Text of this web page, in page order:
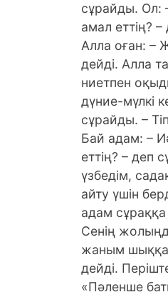
сұрайды. Ол:
амал еттің?
Алла оған: –
дейді. Алла
ниетпен
дүние-мүлкі
сұрайды. –
Бай адам: –
еттің? – деп
үзбедім,
айту үшін
адам сұраққа
Сенің
жаным
дейді.
«Пәленше